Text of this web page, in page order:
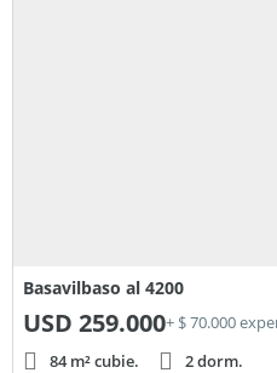
Basavilbaso al 4200
USD 259.000+ $ 70.000
84 m² cubie.
2 dorm.